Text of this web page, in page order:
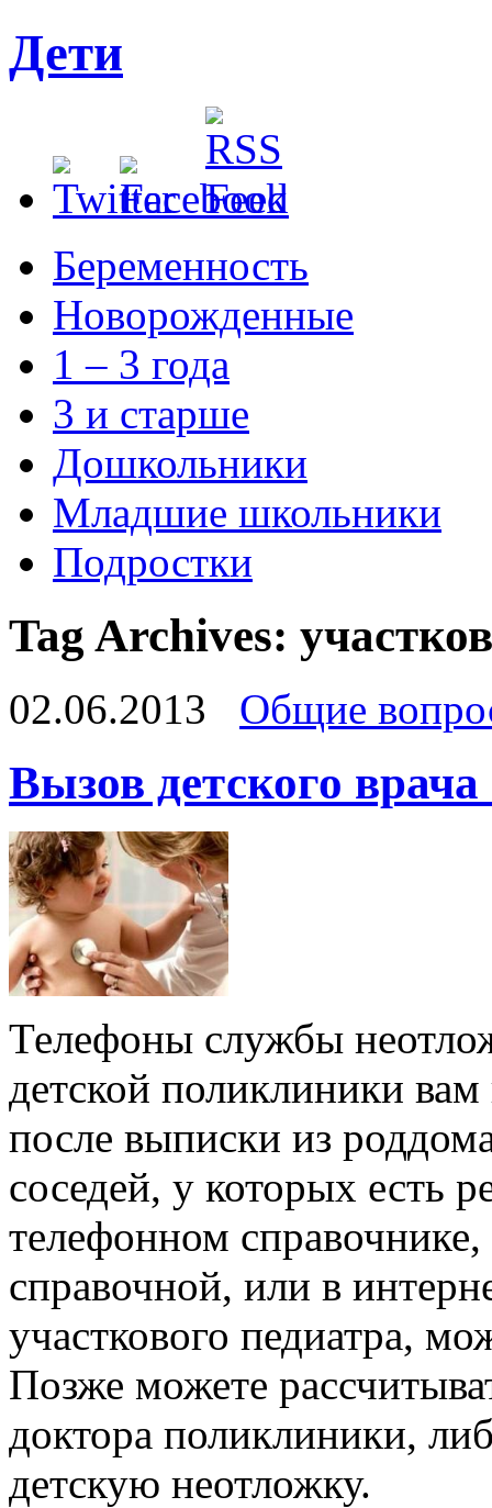
Дети
Беременность
Новорожденные
1 – 3 года
3 и старше
Дошкольники
Младшие школьники
Подростки
Tag Archives:
02.06.2013 Общие
Вызов детского
Телефоны службы
детской поликлиники
после выписки из
соседей, у которых есть
телефонном
справочной, или в
участкового педиатра,
Позже можете
доктора поликлиники,
детскую неотложку.